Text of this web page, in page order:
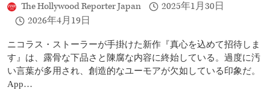
ソ
ニ
マ
ッ
キ
ー
The Hollywood Reporter Japan
2025年1月30日
2026年4月19日
ニコラス・ストーラーが手掛けた新作『真心を込めて招待しま
す』は、露骨な下品さと陳腐な内容に終始している。過度に汚
い言葉が多用され、創造的なユーモアが欠如している印象だ。
App…